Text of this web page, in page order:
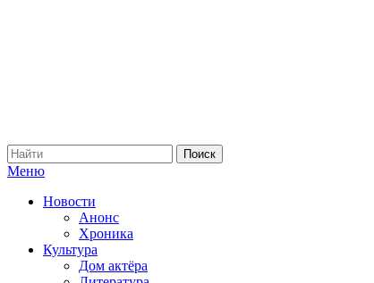
Меню
Новости
Анонс
Хроника
Культура
Дом актёра